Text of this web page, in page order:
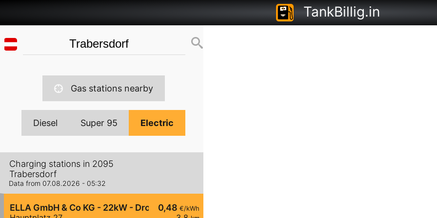
TankBillig.in
Gas stations nearby
Diesel Super 95 Electric
Charging stations in 2095
Trabersdorf
Data from 07.08.2026 - 05:32
0,48 €/kWh
ELLA GmbH & Co KG - 22kW - Drosendorf - Hauptplatz